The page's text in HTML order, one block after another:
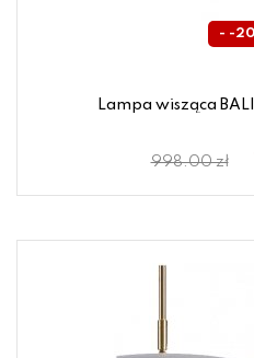
- -
Lampa wisząca
998.00 zł